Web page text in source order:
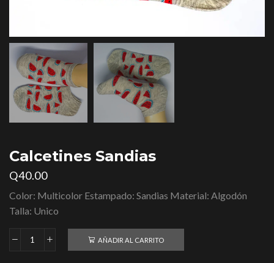
Calcetines Sandias
Q40.00
Color: Multicolor Estampado: Sandias Material: Algodón
Talla: Unico
AÑADIR AL CARRITO